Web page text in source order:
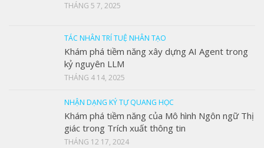
THÁNG 5 7, 2025
TÁC NHÂN TRÍ TUỆ NHÂN TẠO
Khám phá tiềm năng xây dựng AI Agent trong
kỷ nguyên LLM
THÁNG 4 14, 2025
NHẬN DẠNG KÝ TỰ QUANG HỌC
Khám phá tiềm năng của Mô hình Ngôn ngữ Thị
giác trong Trích xuất thông tin
THÁNG 12 17, 2024